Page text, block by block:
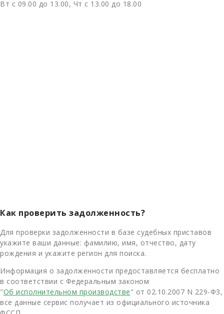
Вт с 09.00 до 13.00, Чт с 13.00 до 18.00
Как проверить задолженность?
Для проверки задолженности в базе судебных приставов
укажите ваши данные: фамилию, имя, отчество, дату
рождения и укажите регион для поиска.
Информация о задолженности предоставляется бесплатно
в соответствии с Федеральным законом
"Об исполнительном производстве" от 02.10.2007 N 229-ФЗ,
все данные сервис получает из официального источника